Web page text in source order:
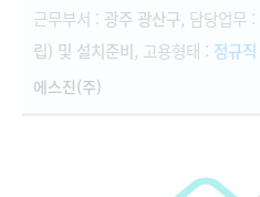
근무부서 : 광주 광산구, 담당업무 :
립) 및 설치준비, 고용형태 : 정규직
에스진(주)